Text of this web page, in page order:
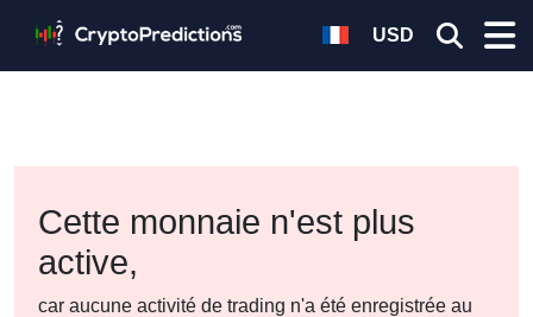
USD
Cette monnaie n'est plus
active,
car aucune activité de trading n'a été enregistrée au